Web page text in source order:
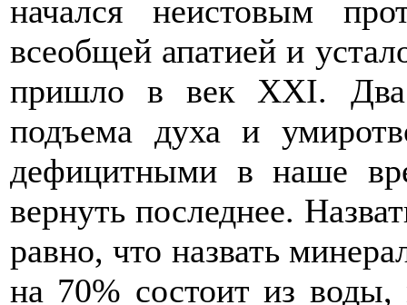
начался неистовым
всеобщей апатией и
пришло в век XXI. Два
подъема духа и
дефицитными в наше
вернуть последнее.
равно, что назвать
на 70% состоит из